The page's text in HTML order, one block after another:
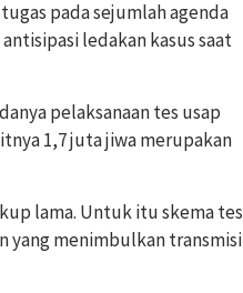
pada sejumlah agenda
ledakan kasus saat
pelaksanaan tes usap
1,7 juta jiwa merupakan
lama. Untuk itu skema tes
yang menimbulkan transmisi